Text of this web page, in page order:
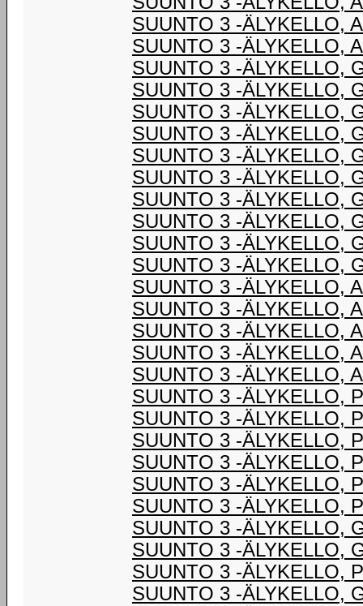
SUUNTO 3 -ÄLYKELLO,
SUUNTO 3 -ÄLYKELLO,
SUUNTO 3 -ÄLYKELLO,
SUUNTO 3 -ÄLYKELLO,
SUUNTO 3 -ÄLYKELLO,
SUUNTO 3 -ÄLYKELLO,
SUUNTO 3 -ÄLYKELLO,
SUUNTO 3 -ÄLYKELLO,
SUUNTO 3 -ÄLYKELLO,
SUUNTO 3 -ÄLYKELLO,
SUUNTO 3 -ÄLYKELLO,
SUUNTO 3 -ÄLYKELLO,
SUUNTO 3 -ÄLYKELLO,
SUUNTO 3 -ÄLYKELLO,
SUUNTO 3 -ÄLYKELLO,
SUUNTO 3 -ÄLYKELLO,
SUUNTO 3 -ÄLYKELLO,
SUUNTO 3 -ÄLYKELLO,
SUUNTO 3 -ÄLYKELLO,
SUUNTO 3 -ÄLYKELLO,
SUUNTO 3 -ÄLYKELLO,
SUUNTO 3 -ÄLYKELLO,
SUUNTO 3 -ÄLYKELLO,
SUUNTO 3 -ÄLYKELLO,
SUUNTO 3 -ÄLYKELLO,
SUUNTO 3 -ÄLYKELLO,
SUUNTO 3 -ÄLYKELLO,